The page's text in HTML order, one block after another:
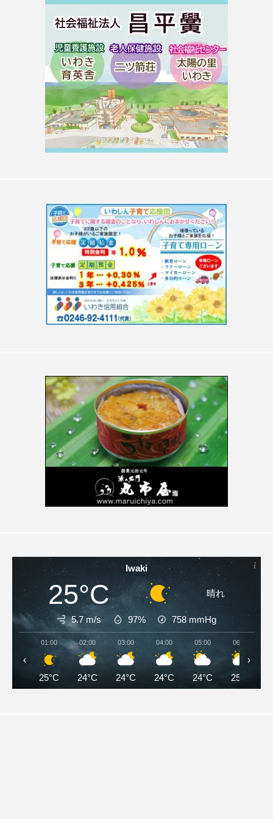
Iwaki
25°C 晴れ
5.7 m/s 97% 758 mmHg
01:00
25°C
02:00
24°C
03:00
24°C
04:00
24°C
05:00
24°C
06:00
25°C
‹ ›